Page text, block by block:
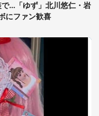
...「ゆず」北川悠仁・岩
にファン歓喜